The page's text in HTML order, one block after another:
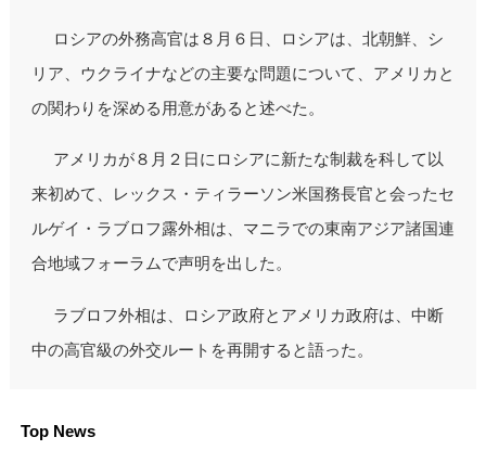
ロシアの外務高官は８月６日、ロシアは、北朝鮮、シ
リア、ウクライナなどの主要な問題について、アメリカと
の関わりを深める用意があると述べた。
アメリカが８月２日にロシアに新たな制裁を科して以
来初めて、レックス・ティラーソン米国務長官と会ったセ
ルゲイ・ラブロフ露外相は、マニラでの東南アジア諸国連
合地域フォーラムで声明を出した。
ラブロフ外相は、ロシア政府とアメリカ政府は、中断
中の高官級の外交ルートを再開すると語った。
Top News